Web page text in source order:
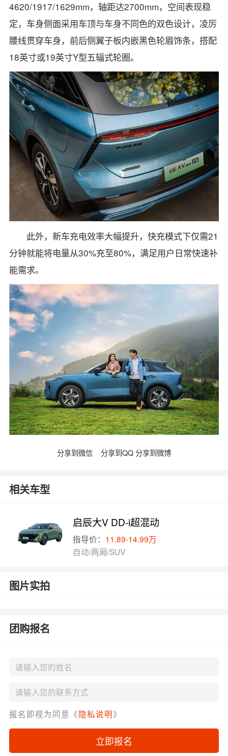
4620/1917/1629mm，轴距达2700mm，空间表现稳
定，车身侧面采用车顶与车身不同色的双色设计，凌厉
腰线贯穿车身，前后侧翼子板内嵌黑色轮眉饰条，搭配
18英寸或19英寸Y型五辐式轮圈。
此外，新车充电效率大幅提升，快充模式下仅需21
分钟就能将电量从30%充至80%，满足用户日常快速补
能需求。
分享到微信 分享到QQ 分享到微博
相关车型
启辰大V DD-i超混动
指导价： 11.89-14.99万
自动/两厢/SUV
图片实拍
团购报名
报名即视为同意《隐私说明》
立即报名